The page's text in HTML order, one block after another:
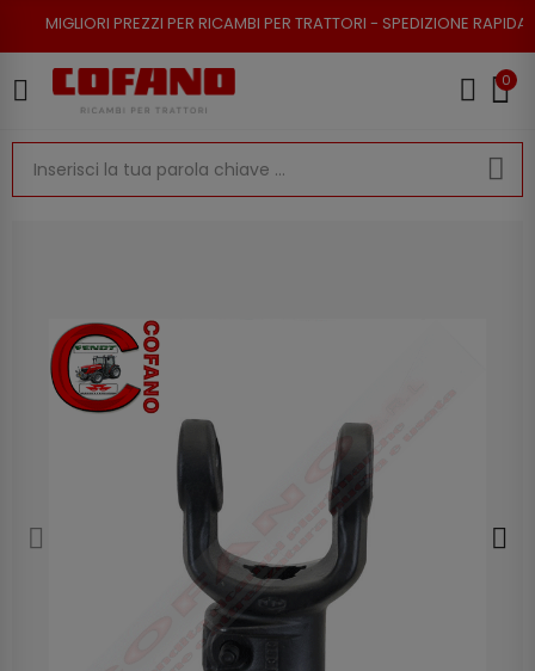
PREZZI PER RICAMBI PER TRATTORI - SPEDIZIONE RAPIDA - RESO
0